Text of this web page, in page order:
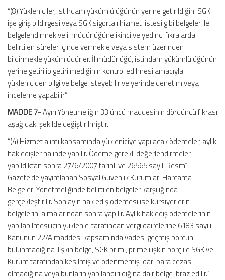
“(8) Yükleniciler, istihdam yükümlülüğünün yerine getirildiğini SGK
işe giriş bildirgesi veya SGK sigortalı hizmet listesi gibi belgeler ile
belgelendirmek ve il müdürlüğüne ikinci ve yedinci fıkralarda
belirtilen süreler içinde vermekle veya sistem üzerinden
bildirmekle yükümlüdürler. İl müdürlüğü, istihdam yükümlülüğünün
yerine getirilip getirilmediğinin kontrol edilmesi amacıyla
yükleniciden bilgi ve belge isteyebilir ve yerinde denetim veya
inceleme yapabilir.”
MADDE 7-Aynı Yönetmeliğin 33 üncü maddesinin dördüncü fıkrası
aşağıdaki şekilde değiştirilmiştir.
“(4) Hizmet alımı kapsamında yükleniciye yapılacak ödemeler, aylık
hak edişler halinde yapılır. Ödeme gerekli değerlendirmeler
yapıldıktan sonra 27/6/2007 tarihli ve 26565 sayılı Resmî
Gazete’de yayımlanan Sosyal Güvenlik Kurumları Harcama
Belgeleri Yönetmeliğinde belirtilen belgeler karşılığında
gerçekleştirilir. Son ayın hak ediş ödemesi ise kursiyerlerin
belgelerini almalarından sonra yapılır. Aylık hak ediş ödemelerinin
yapılabilmesi için yüklenici tarafından vergi dairelerine 6183 sayılı
Kanunun 22/A maddesi kapsamında vadesi geçmiş borcun
bulunmadığına ilişkin belge, SGK primi, prime ilişkin borç ile SGK ve
Kurum tarafından kesilmiş ve ödenmemiş idari para cezası
olmadığına veya bunların yapılandırıldığına dair belge ibraz edilir.”